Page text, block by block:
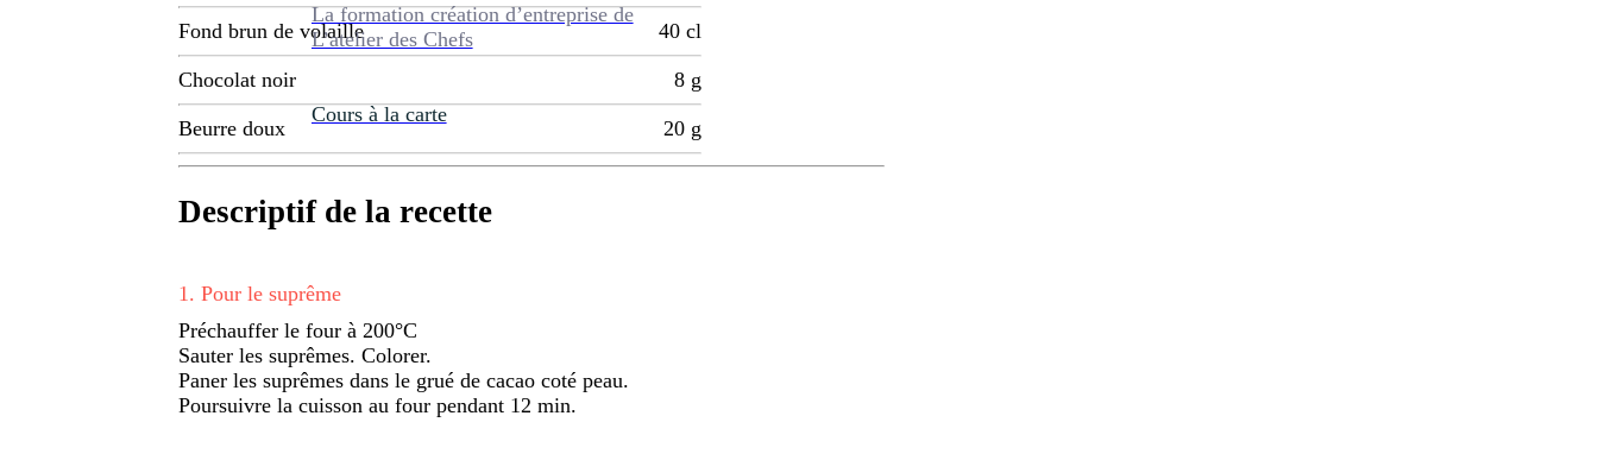
La formation création d’entreprise de
L’atelier des Chefs
Cours à la carte
Fond brun de volaille 40 cl
Chocolat noir 8 g
Beurre doux 20 g
Descriptif de la recette
1 . Pour le suprême
Préchauffer le four à 200°C
Sauter les suprêmes. Colorer.
Paner les suprêmes dans le grué de cacao coté peau.
Poursuivre la cuisson au four pendant 12 min.